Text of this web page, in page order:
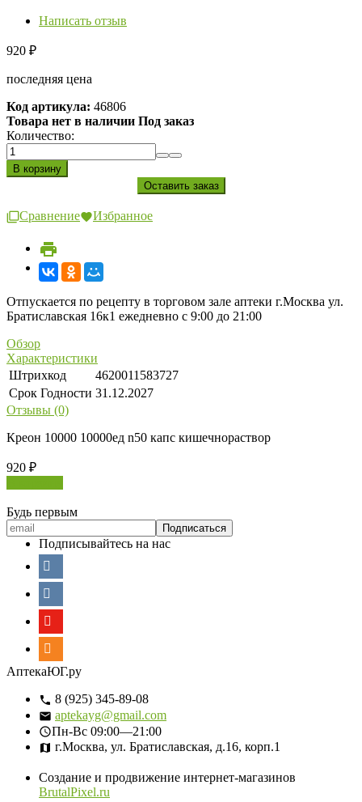
Написать отзыв
920 ₽
последняя цена
Код артикула: 46806
Товара нет в наличии Под заказ
Количество:
Сравнение Избранное
Отпускается по рецепту в торговом зале аптеки г.Москва ул.
Братиславская 16к1 ежедневно с 9:00 до 21:00
Обзор
Характеристики
Штрихкод
4620011583727
Срок Годности 31.12.2027
Отзывы (0)
Креон 10000 10000ед n50 капс кишечнораствор
920 ₽
Будь первым
Подписывайтесь на нас
АптекаЮГ.ру
8 (925) 345-89-08
aptekayg@gmail.com
Пн-Вс 09:00—21:00
г.Москва, ул. Братиславская, д.16, корп.1
Создание и продвижение интернет-магазинов
BrutalPixel.ru